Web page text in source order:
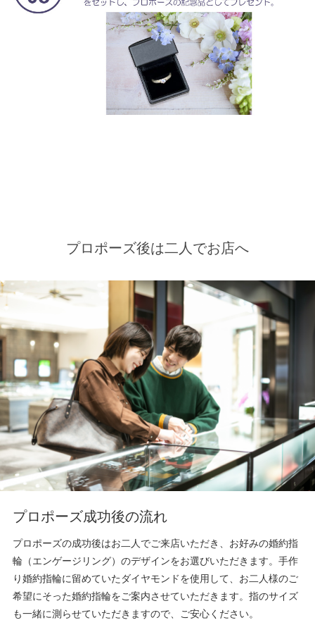
プロポーズ後は二人でお店へ
プロポーズ成功後の流れ
プロポーズの成功後はお二人でご来店いただき、お好みの婚約指
輪（エンゲージリング）のデザインをお選びいただきます。手作
り婚約指輪に留めていたダイヤモンドを使用して、お二人様のご
希望にそった婚約指輪をご案内させていただきます。指のサイズ
も一緒に測らせていただきますので、ご安心ください。